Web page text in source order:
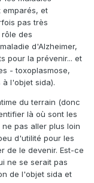
emparés, et
pas très
des
d'Alzheimer,
pour la prévenir... et
- toxoplasmose,
l'objet sida).
du terrain (donc
là où sont les
pas aller plus loin
d'utilité pour les
de le devenir. Est-ce
ne se serait pas
de l'objet sida et